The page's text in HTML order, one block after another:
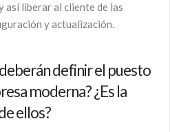
así liberar al cliente de las
y actualización.
definir el puesto
moderna? ¿Es la
ellos?